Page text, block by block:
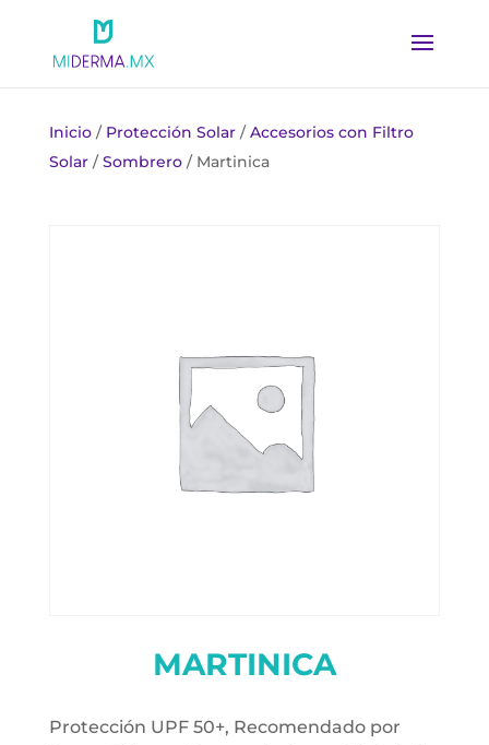
Inicio/ Protección Solar/Accesorios con Filtro
Solar/Sombrero/ Martinica
MARTINICA
Protección UPF 50+, Recomendado por